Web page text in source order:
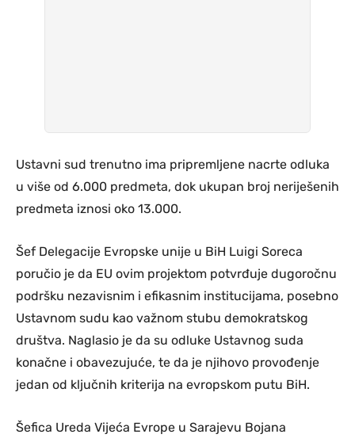
Ustavni sud trenutno ima pripremljene nacrte odluka
u više od 6.000 predmeta, dok ukupan broj neriješenih
predmeta iznosi oko 13.000.
Šef Delegacije Evropske unije u BiH Luigi Soreca
poručio je da EU ovim projektom potvrđuje dugoročnu
podršku nezavisnim i efikasnim institucijama, posebno
Ustavnom sudu kao važnom stubu demokratskog
društva. Naglasio je da su odluke Ustavnog suda
konačne i obavezujuće, te da je njihovo provođenje
jedan od ključnih kriterija na evropskom putu BiH.
Šefica Ureda Vijeća Evrope u Sarajevu Bojana